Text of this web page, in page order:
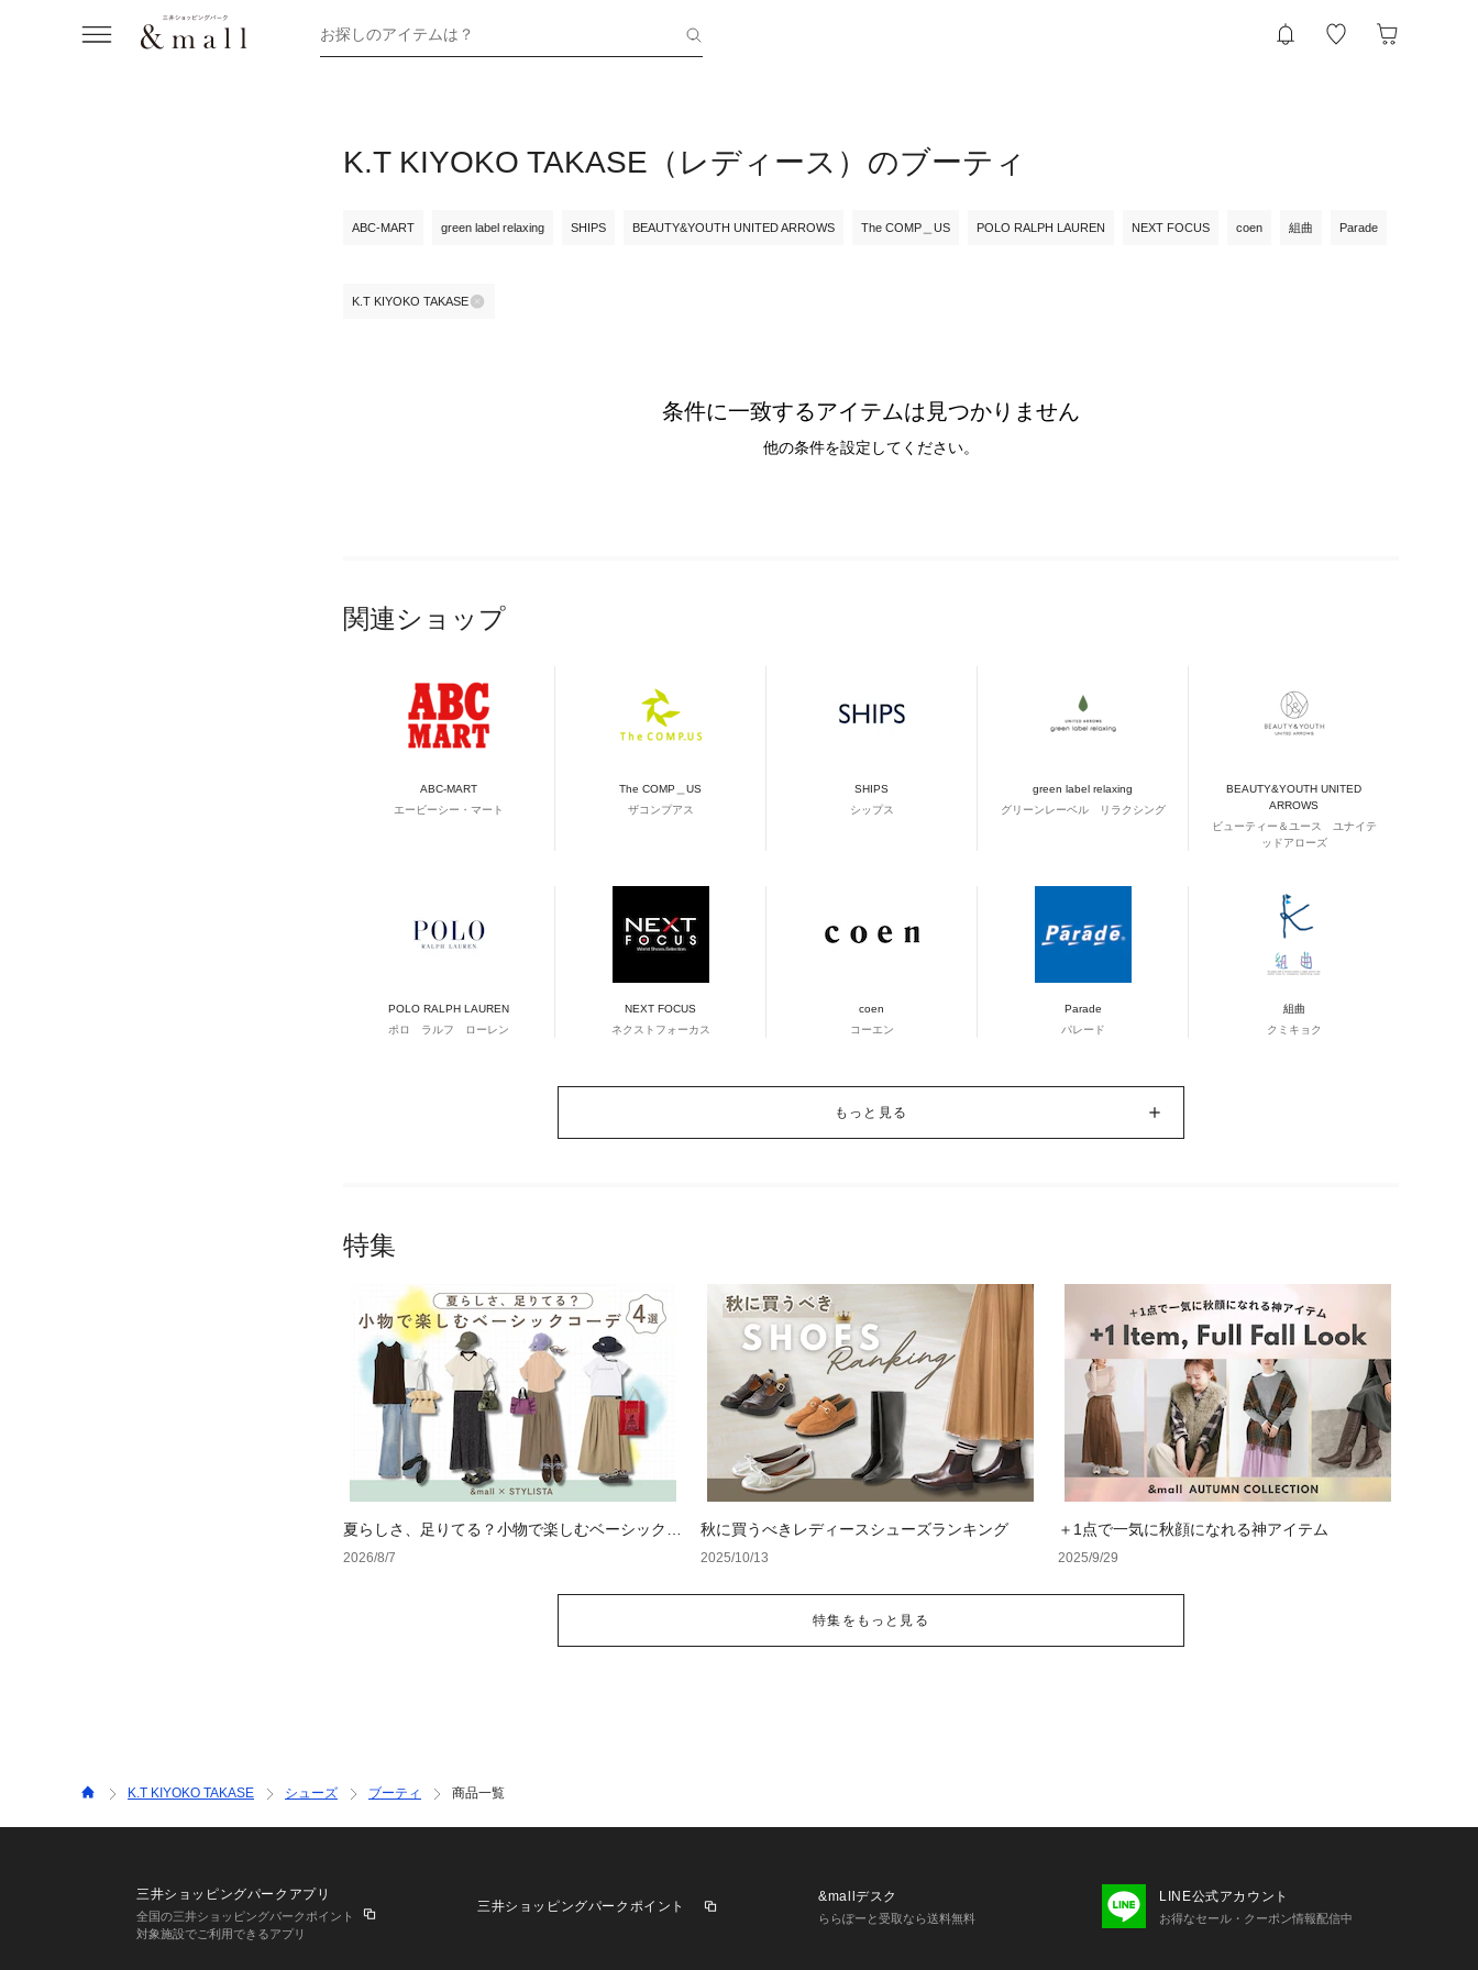
お探しのアイテムは？
K.T KIYOKO TAKASE（レディース）のブーティ
ABC-MART green label relaxing SHIPS BEAUTY&YOUTH UNITED ARROWS The COMP＿US POLO RALPH LAUREN NEXT FOCUS coen 組曲 Parade
K.T KIYOKO TAKASE
条件に一致するアイテムは見つかりません
他の条件を設定してください。
関連ショップ
ABC-MART
エービーシー・マート
The COMP＿US
ザコンプアス
SHIPS
シップス
green label relaxing
グリーンレーベル リラクシング
BEAUTY&YOUTH UNITED
ARROWS
ビューティー＆ユース ユナイテ
ッドアローズ
POLO RALPH LAUREN
ポロ ラルフ ローレン
NEXT FOCUS
ネクストフォーカス
coen
コーエン
Parade
パレード
組曲
クミキョク
もっと見る
特集
夏らしさ、足りてる？小物で楽しむベーシックコ
ーデ4選
2026/8/7
秋に買うべきレディースシューズランキング
2025/10/13
＋1点で一気に秋顔になれる神アイテム
2025/9/29
特集をもっと見る
K.T KIYOKO TAKASE シューズ ブーティ 商品一覧
三井ショッピングパークアプリ
全国の三井ショッピングパークポイント
対象施設でご利用できるアプリ
三井ショッピングパークポイント
&mallデスク
ららぽーと受取なら送料無料
LINE公式アカウント
お得なセール・クーポン情報配信中